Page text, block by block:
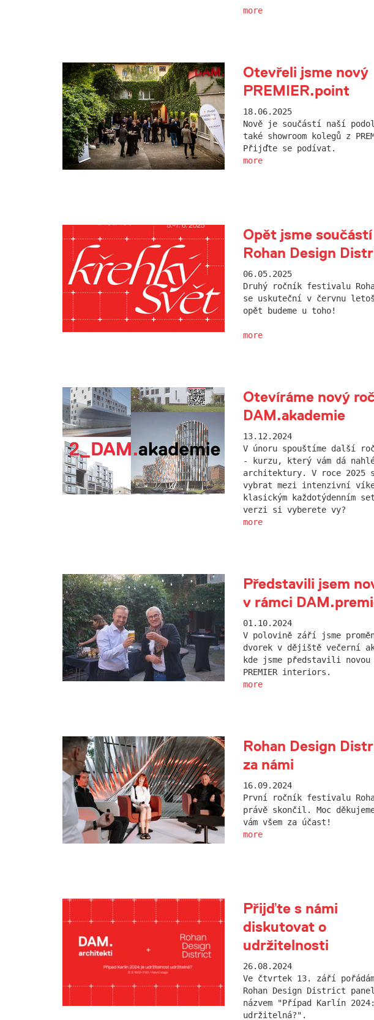
more
Otevřeli jsme nový
PREMIER.point
18.06.2025
Nově je součástí naší
také showroom kolegů z
Přijďte se podívat.
more
Opět jsme součástí
Rohan Design
06.05.2025
Druhý ročník festivalu
se uskuteční v červnu
opět budeme u toho!
more
Otevíráme nový
DAM.akademie
13.12.2024
V únoru spouštíme další
- kurzu, který vám dá
architektury. V roce 2025
vybrat mezi intenzivní
klasickým každotýdenním
verzi si vyberete vy?
more
Představili jsem
v rámci
01.10.2024
V polovině září jsme
dvorek v dějiště večerní
kde jsme představili
PREMIER interiors.
more
Rohan Design
za námi
16.09.2024
První ročník festivalu
právě skončil. Moc
vám všem za účast!
more
Přijďte s námi
diskutovat o
udržitelnosti
26.08.2024
Ve čtvrtek 13. září
Rohan Design District
názvem "Případ Karlín
udržitelná?".